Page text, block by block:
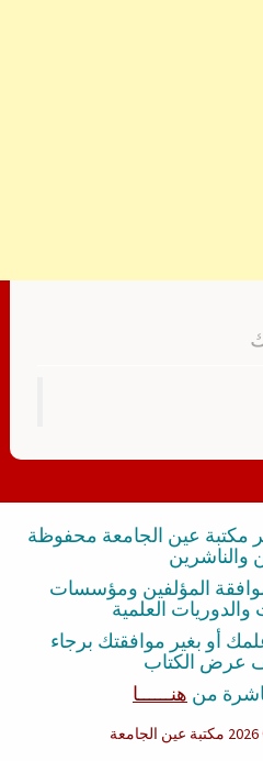
مكتبة عين الجامعة محفوظة
والناشرين
المؤلفين ومؤسسات
العلمية
أو بغير موافقتك برجاء
عرض الكتاب
من هنــــــا